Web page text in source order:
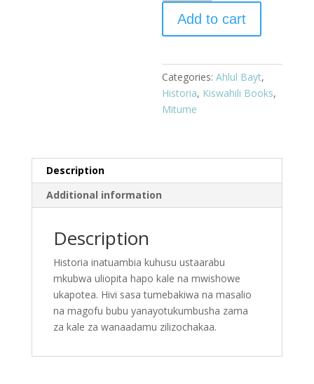
Sehemu
Tatu
Add to cart
Categories:Ahlul Bayt,
Historia, Kiswahili Books,
Mitume
Description
Additional information
Description
Historia inatuambia kuhusu ustaarabu
mkubwa uliopita hapo kale na mwishowe
ukapotea. Hivi sasa tumebakiwa na masalio
na magofu bubu yanayotukumbusha zama
za kale za wanaadamu zilizochakaa.